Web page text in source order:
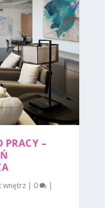
PRACY –
wnętrz | 0 |